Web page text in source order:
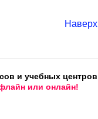
Наверх
и учебных центров
или онлайн!